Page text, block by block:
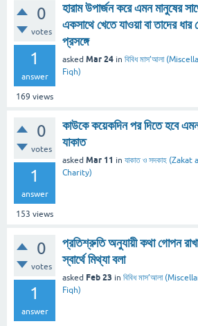
0
votes
1
answer
169 views
হারাম উপার্জন করে এমন মানুষের
একসাথে খেতে যাওয়া বা তাদের ধার
প্রসঙ্গে
asked Mar 24 in বিবিধ মাস’আলা
Fiqh)
0
votes
1
answer
153 views
কাউকে কয়েকদিন পর দিতে হবে
যাকাত
asked Mar 11 in যাকাত ও সদকাহ (Zakat
Charity)
0
votes
1
answer
প্রতিশ্রুতি অনুযায়ী কথা গোপন
স্বার্থে মিথ্যা বলা
asked Feb 23 in বিবিধ মাস’আলা
Fiqh)